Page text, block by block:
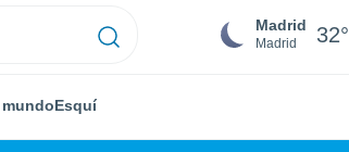
Madrid
Madrid 32°
mundoEsquí